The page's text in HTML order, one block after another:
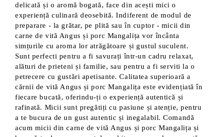
delicată și o aromă bogată, face din acești mici o
experiență culinară deosebită. Indiferent de modul de
preparare - la grătar, pe plită sau în cuptor - micii din
carne de vită Angus și porc Mangalița vor încânta
simțurile cu aroma lor atrăgătoare și gustul suculent.
Sunt perfecti pentru a fi savurați într-un cadru relaxat,
alături de prieteni și familie, sau pentru a fi serviti la o
petrecere cu gustări apetisante. Calitatea superioară a
cărnii de vită Angus și porc Mangalița este evidențiată în
fiecare bucată, oferindu-ți o experiență autentică și
rafinată. Micii sunt pregătiți cu pasiune și atenție, pentru
a te bucura de un gust autentic și inegalabil. Comandă
acum micii din carne de vită Angus și porc Mangalița și